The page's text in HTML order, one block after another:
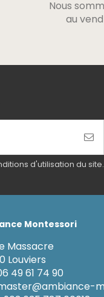
Nous
au
d'utilisation du site.
Montessori
Massacre
Louviers
49 61 74 90